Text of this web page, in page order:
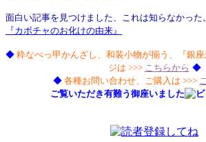
面白い記事を見つけました、これは知らなかった。
『カボチャのお化けの由来』
◆ 粋なべっ甲かんざし、和装小物が揃う、『銀
ジは >>> こちらから ◆
◆ 各種お問い合わせ、ご購入は >>>
ご覧いただき有難う御座いました